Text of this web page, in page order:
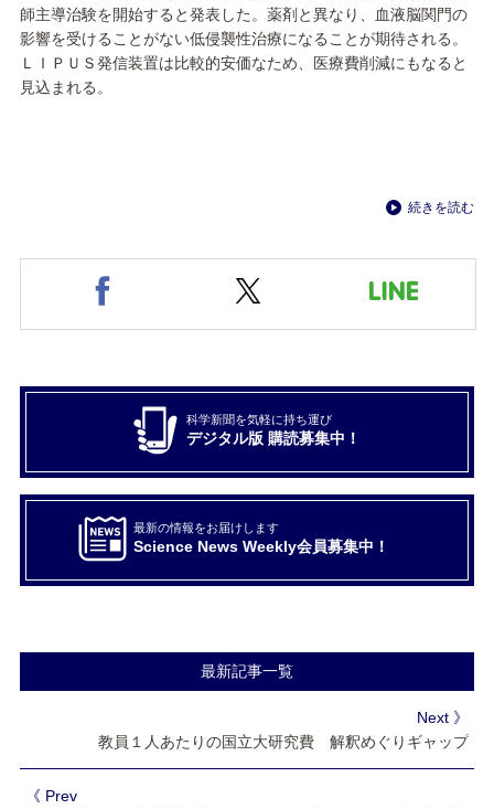
師主導治験を開始すると発表した。薬剤と異なり、血液脳関門の
影響を受けることがない低侵襲性治療になることが期待される。
ＬＩＰＵＳ発信装置は比較的安価なため、医療費削減にもなると
見込まれる。
続きを読む
科学新聞を気軽に持ち運び
デジタル版 購読募集中！
最新の情報をお届けします
Science News Weekly会員募集中！
最新記事一覧
Next 》
教員１人あたりの国立大研究費 解釈めぐりギャップ
《 Prev